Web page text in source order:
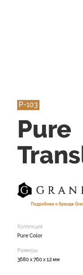
P-103
Pure
Подробнее о бренде
Коллекция
Pure Color
Размеры
3680 х 760 х 12 мм